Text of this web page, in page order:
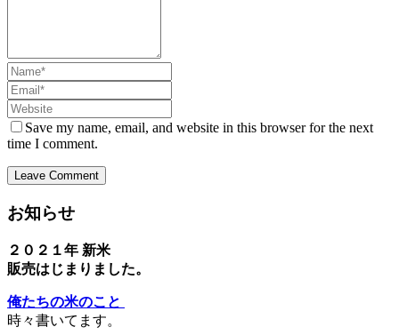
Name
Email
Website
Save my name, email, and website in this browser for the next
time I comment.
お知らせ
２０２１年 新米
販売はじまりました。
俺たちの米のこと
時々書いてます。